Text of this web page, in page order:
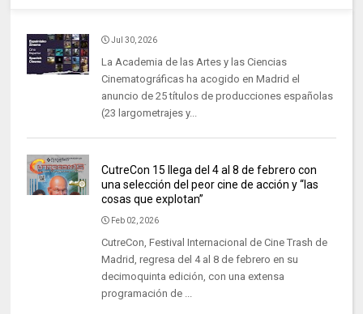
Jul 30, 2026
La Academia de las Artes y las Ciencias
Cinematográficas ha acogido en Madrid el
anuncio de 25 títulos de producciones españolas
(23 largometrajes y...
CutreCon 15 llega del 4 al 8 de febrero con
una selección del peor cine de acción y “las
cosas que explotan”
Feb 02, 2026
CutreCon, Festival Internacional de Cine Trash de
Madrid, regresa del 4 al 8 de febrero en su
decimoquinta edición, con una extensa
programación de ...